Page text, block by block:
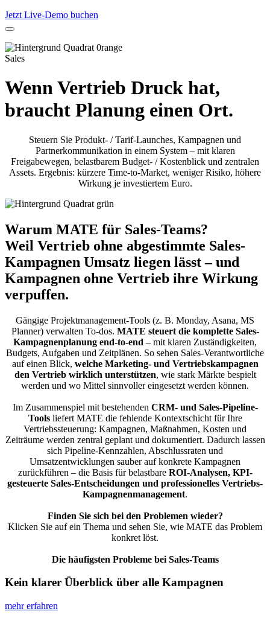
Jetzt Live-Demo buchen
Sales
Wenn Vertrieb Druck hat,
braucht Planung einen Ort.
Steuern Sie Produkt‑ / Tarif‑Launches, Kampagnen und
Partnerkommunikation in einem System – mit klaren
Freigabewegen, belastbarem Budget‑ / Kostenblick und zentralen
Assets. Ergebnis: kürzere Time‑to‑Market, weniger Risiko, höhere
Wirkung je investiertem Euro.
Warum MATE für Sales-Teams?
Weil Vertrieb ohne abgestimmte Sales-
Kampagnen Umsatz liegen lässt – und
Kampagnen ohne Vertrieb ihre Wirkung
verpuffen.
Gängige Projektmanagement-Tools (z. B. Monday, Asana, MS
Planner) verwalten To-dos. MATE steuert die komplette Sales-
Kampagnenplanung end‑to‑end – mit klaren Zuständigkeiten,
Budgets, Aufgaben und Zeitplänen. So sehen Sales-Verantwortliche
auf einen Blick, welche Marketing- und Vertriebskampagnen
den Vertrieb wirklich unterstützen, wie stark Märkte bespielt
werden und wo Mittel sinnvoller eingesetzt werden können.
Im Zusammenspiel mit bestehenden CRM- und Sales-Pipeline-
Toolsliefert MATE die fehlende Kontextschicht für Ihre
Vertriebssteuerung: Kampagnen, Maßnahmen, Kosten und
Zeiträume werden zentral geplant und dokumentiert. Dadurch lassen
sich Pipeline-Kennzahlen, Abschlussraten und
Umsatzentwicklungen sauber auf konkrete Kampagnen
zurückführen – die Basis für belastbare ROI-Analysen, KPI-
gesteuerte Sales-Entscheidungen und professionelles Vertriebs-
Kampagnenmanagement.
Finden Sie sich bei den Problemen wieder?
Klicken Sie auf ein Thema und sehen Sie, wie MATE das Problem
konkret löst.
Die häufigsten Probleme bei Sales-Teams
Kein klarer Überblick über alle Kampagnen
mehr erfahren